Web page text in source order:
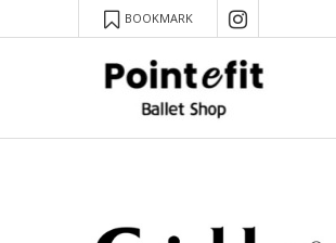
BOOKMARK